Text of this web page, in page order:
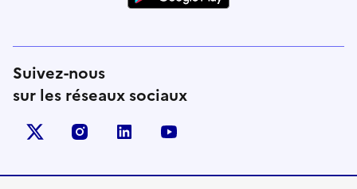
Suivez-nous
sur les réseaux sociaux
X (anciennement Twitter)
instagramlinkedin